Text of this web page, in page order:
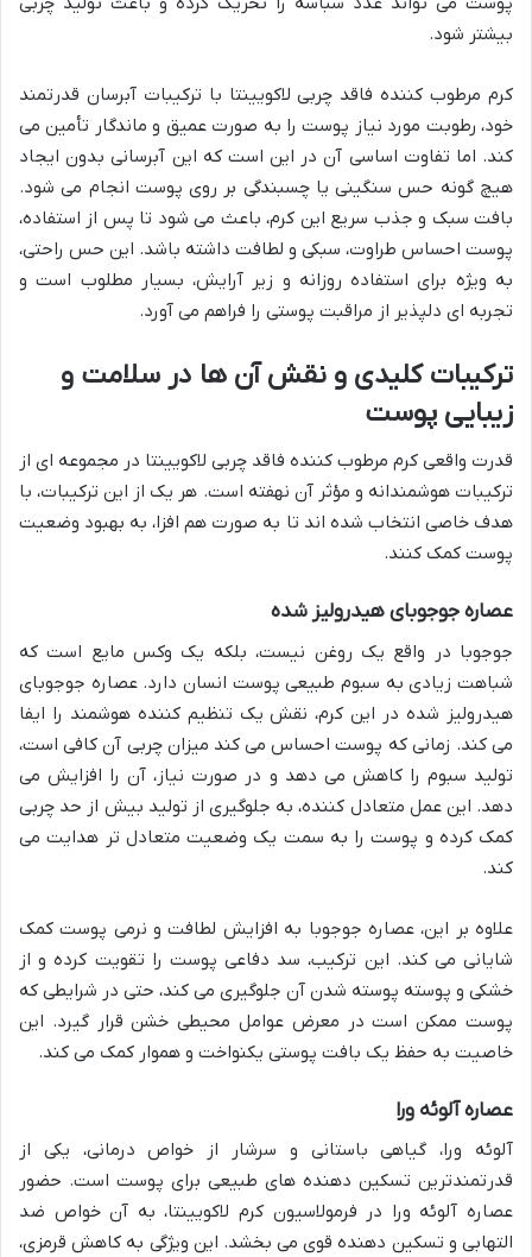
بیشتر شود.
کرم مرطوب کننده فاقد چربی لاکویینتا با ترکیبات آبرسان قدرتمند
خود، رطوبت مورد نیاز پوست را به صورت عمیق و ماندگار تأمین می
کند. اما تفاوت اساسی آن در این است که این آبرسانی بدون ایجاد
هیچ گونه حس سنگینی یا چسبندگی بر روی پوست انجام می شود.
بافت سبک و جذب سریع این کرم، باعث می شود تا پس از استفاده،
پوست احساس طراوت، سبکی و لطافت داشته باشد. این حس راحتی،
به ویژه برای استفاده روزانه و زیر آرایش، بسیار مطلوب است و
تجربه ای دلپذیر از مراقبت پوستی را فراهم می آورد.
ترکیبات کلیدی و نقش آن ها در سلامت و
زیبایی پوست
قدرت واقعی کرم مرطوب کننده فاقد چربی لاکویینتا در مجموعه ای از
ترکیبات هوشمندانه و مؤثر آن نهفته است. هر یک از این ترکیبات، با
هدف خاصی انتخاب شده اند تا به صورت هم افزا، به بهبود وضعیت
پوست کمک کنند.
عصاره جوجوبای هیدرولیز شده
جوجوبا در واقع یک روغن نیست، بلکه یک وکس مایع است که
شباهت زیادی به سبوم طبیعی پوست انسان دارد. عصاره جوجوبای
هیدرولیز شده در این کرم، نقش یک تنظیم کننده هوشمند را ایفا
می کند. زمانی که پوست احساس می کند میزان چربی آن کافی است،
تولید سبوم را کاهش می دهد و در صورت نیاز، آن را افزایش می
دهد. این عمل متعادل کننده، به جلوگیری از تولید بیش از حد چربی
کمک کرده و پوست را به سمت یک وضعیت متعادل تر هدایت می
کند.
علاوه بر این، عصاره جوجوبا به افزایش لطافت و نرمی پوست کمک
شایانی می کند. این ترکیب، سد دفاعی پوست را تقویت کرده و از
خشکی و پوسته پوسته شدن آن جلوگیری می کند، حتی در شرایطی که
پوست ممکن است در معرض عوامل محیطی خشن قرار گیرد. این
خاصیت به حفظ یک بافت پوستی یکنواخت و هموار کمک می کند.
عصاره آلوئه ورا
آلوئه ورا، گیاهی باستانی و سرشار از خواص درمانی، یکی از
قدرتمندترین تسکین دهنده های طبیعی برای پوست است. حضور
عصاره آلوئه ورا در فرمولاسیون کرم لاکویینتا، به آن خواص ضد
التهابی و تسکین دهنده قوی می بخشد. این ویژگی به کاهش قرمزی،